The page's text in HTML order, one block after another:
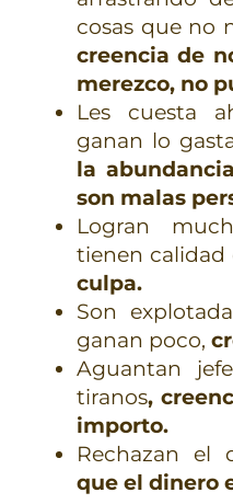
cosas que no
creencia de
merezco, no
Les cuesta
ganan lo
la
son malas
Logran
tienen calidad
culpa.
Son
ganan poco,
Aguantan
tiranos,
importo.
Rechazan el
que el dinero